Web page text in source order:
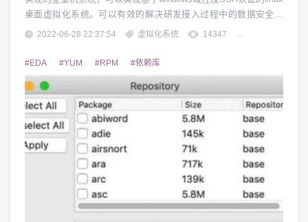
桌面虚拟化系统。可以有效的解决研发接入过程中的数据安全管
控及统一认证管理。二、Xlinkvnc有哪些功能1、统一认证，支持
功能3、可针对企业研发实现接入管控及远...
2022-06-28 22:37:54 虚拟化系统 14347
#EDA #YUM #RPM #依赖库